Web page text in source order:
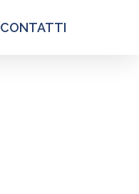
CONTATTI